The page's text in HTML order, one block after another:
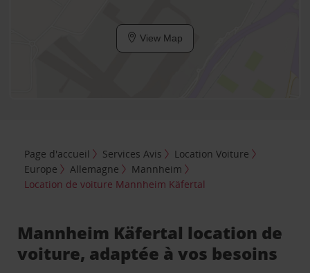
View Map
Page d'accueil Services Avis
Location Voiture
Europe
Allemagne
Mannheim
Location de voiture Mannheim Käfertal
Mannheim Käfertal location de
voiture, adaptée à vos besoins